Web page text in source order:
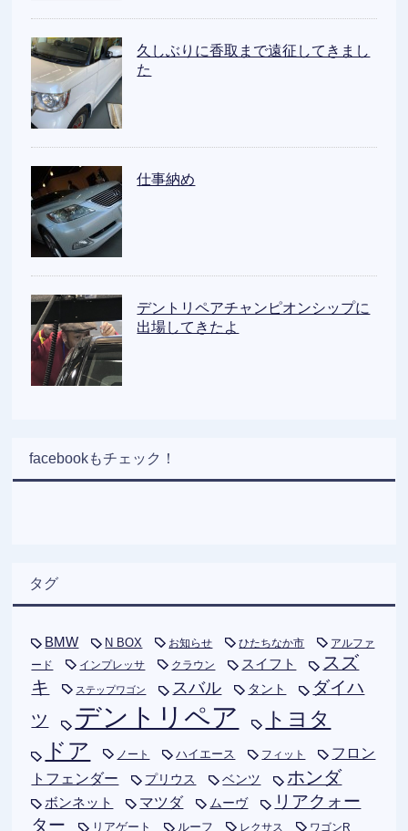
久しぶりに香取まで遠征してきまし
た
仕事納め
デントリペアチャンピオンシップに
出場してきたよ
facebookもチェック！
タグ
BMW N BOX お知らせ ひたちなか市
アルファ
ード
インプレッサ クラウン スイフト
スズ
キ
ステップワゴン スバル タント
ダイハ
ツ
デントリペア
トヨタ
ドア
ノート ハイエース フィット
フロン
トフェンダー
プリウス ベンツ ホンダ
ボンネット マツダ ムーヴ
リアクォー
ター
リアゲート ルーフ レクサス ワゴンR